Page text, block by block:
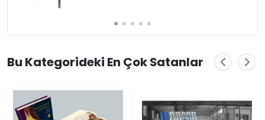
Bu Kategorideki En Çok Satanlar